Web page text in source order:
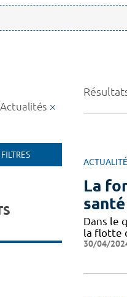
La
Dans le
la flotte
30/04/